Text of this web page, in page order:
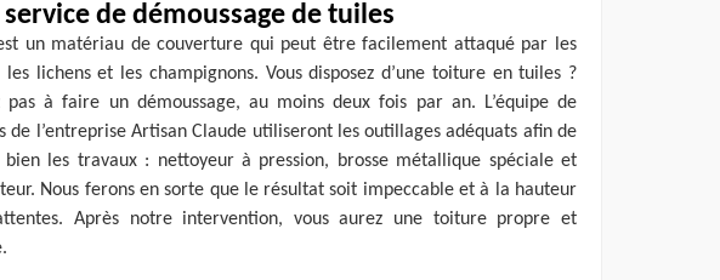
de démoussage de tuiles
un matériau de couverture qui peut être facilement attaqué par les
les lichens et les champignons. Vous disposez d’une toiture en tuiles ?
pas à faire un démoussage, au moins deux fois par an. L’équipe de
de l’entreprise Artisan Claude utiliseront les outillages adéquats afin de
les travaux : nettoyeur à pression, brosse métallique spéciale et
Nous ferons en sorte que le résultat soit impeccable et à la hauteur
Après notre intervention, vous aurez une toiture propre et